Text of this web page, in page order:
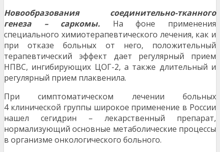
Новообразования соединительно-тканного
генеза – саркомы. На фоне применения
специального химиотерапевтического лечения, как и
при отказе больных от него, положительный
терапевтический эффект дает регулярный прием
НПВС, ингибирующих ЦОГ-2, а также длительный и
регулярный прием плаквенила.
При симптоматическом лечении больных
4 клинической группы широкое применение в России
нашел сегидрин – лекарственный препарат,
нормализующий основные метаболические процессы
в организме онкологического больного.